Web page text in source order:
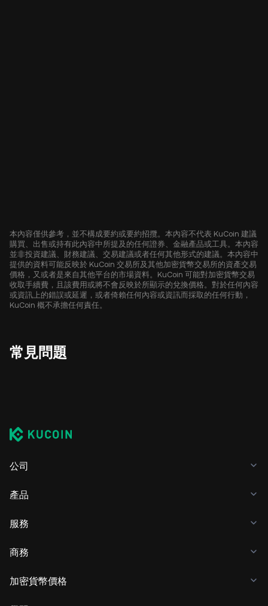
本內容僅供參考，並不構成要約或要約招攬。本內容不代表 KuCoin 建議
購買、出售或持有此內容中所提及的任何證券、金融產品或工具。本內容
並非投資建議、財務建議、交易建議或者任何其他形式的建議。本內容中
提供的資料可能反映於 KuCoin 交易所及其他加密貨幣交易所的資產交易
價格，又或者是來自其他平台的市場資料。KuCoin 可能對加密貨幣交易
收取手續費，且該費用或將不會反映於所顯示的兌換價格。對於任何內容
或資訊上的錯誤或延遲，或者倚賴任何內容或資訊而採取的任何行動，
KuCoin 概不承擔任何責任。
常見問題
公司
產品
服務
商務
加密貨幣價格